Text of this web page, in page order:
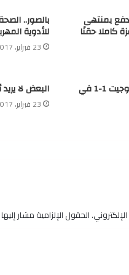
بمنتهى
كاملا حقنًا
بالصور..
للأدوية
23 فبراير، 2017
أسوان يتعادل مع بتروجيت 1-1 في البعض لا
23 فبراير، 2017
الحقول الإلزامية مشار